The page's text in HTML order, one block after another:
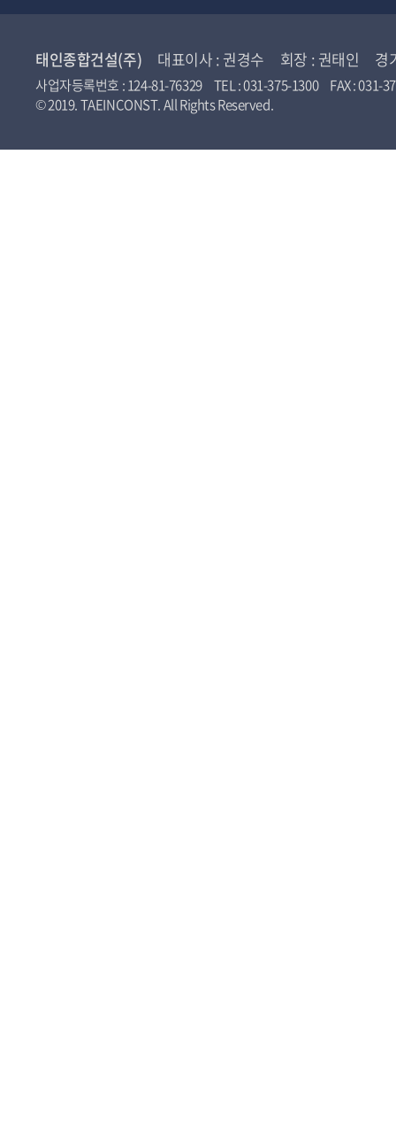
태인종합건설(주) 대표이사 : 권경수 회장 : 권태인 경기
사업자등록번호 : 124-81-76329 TEL : 031-375-1300 FAX : 031-
© 2019. TAEINCONST. All Rights Reserved.